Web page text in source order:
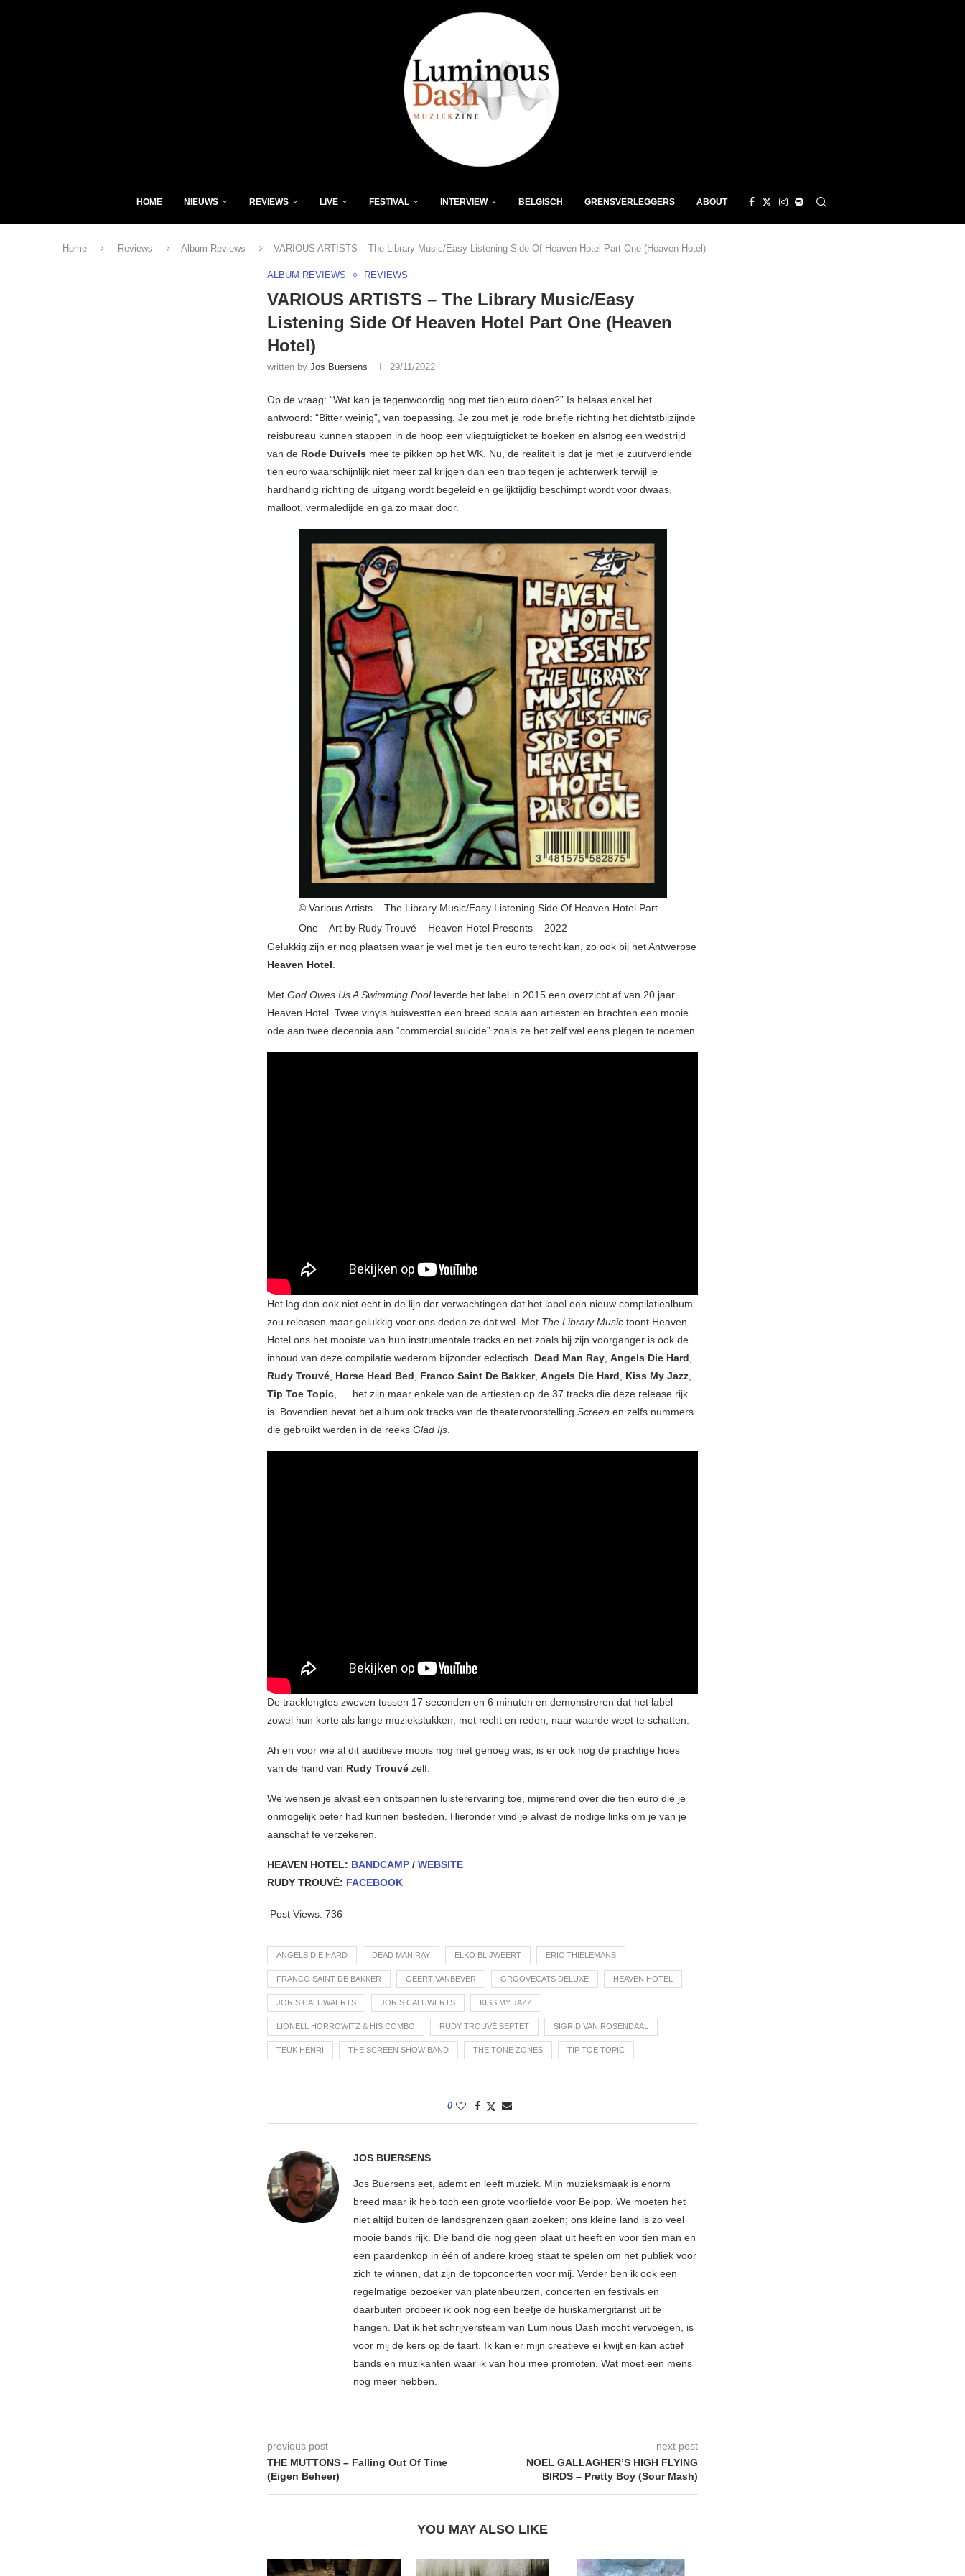
HOME NIEUWS REVIEWS LIVE FESTIVAL INTERVIEW BELGISCH GRENSVERLEGGERS ABOUT
Home Reviews Album Reviews VARIOUS ARTISTS – The Library Music/Easy Listening Side Of Heaven Hotel Part One (Heaven Hotel)
ALBUM REVIEWS REVIEWS
VARIOUS ARTISTS – The Library Music/Easy
Listening Side Of Heaven Hotel Part One (Heaven
Hotel)
written by Jos Buersens 29/11/2022
Op de vraag: “Wat kan je tegenwoordig nog met tien euro doen?” Is helaas enkel het
antwoord: “Bitter weinig”, van toepassing. Je zou met je rode briefje richting het dichtstbijzijnde
reisbureau kunnen stappen in de hoop een vliegtuigticket te boeken en alsnog een wedstrijd
van de Rode Duivels mee te pikken op het WK. Nu, de realiteit is dat je met je zuurverdiende
tien euro waarschijnlijk niet meer zal krijgen dan een trap tegen je achterwerk terwijl je
hardhandig richting de uitgang wordt begeleid en gelijktijdig beschimpt wordt voor dwaas,
malloot, vermaledijde en ga zo maar door.
© Various Artists – The Library Music/Easy Listening Side Of Heaven Hotel Part
One – Art by Rudy Trouvé – Heaven Hotel Presents – 2022
Gelukkig zijn er nog plaatsen waar je wel met je tien euro terecht kan, zo ook bij het Antwerpse
Heaven Hotel.
Met God Owes Us A Swimming Poolleverde het label in 2015 een overzicht af van 20 jaar
Heaven Hotel. Twee vinyls huisvestten een breed scala aan artiesten en brachten een mooie
ode aan twee decennia aan “commercial suicide” zoals ze het zelf wel eens plegen te noemen.
Het lag dan ook niet echt in de lijn der verwachtingen dat het label een nieuw compilatiealbum
zou releasen maar gelukkig voor ons deden ze dat wel. Met The Library Music toont Heaven
Hotel ons het mooiste van hun instrumentale tracks en net zoals bij zijn voorganger is ook de
inhoud van deze compilatie wederom bijzonder eclectisch. Dead Man Ray Angels Die Hard
Rudy Trouvé Horse Head Bed Franco Saint De Bakker, Angels Die Hard Kiss My Jazz
Tip Toe Topic , … het zijn maar enkele van de artiesten op de 37 tracks die deze release rijk
is. Bovendien bevat het album ook tracks van de theatervoorstelling Screen en zelfs nummers
die gebruikt werden in de reeks Glad Ijs
De tracklengtes zweven tussen 17 seconden en 6 minuten en demonstreren dat het label
zowel hun korte als lange muziekstukken, met recht en reden, naar waarde weet te schatten.
Ah en voor wie al dit auditieve moois nog niet genoeg was, is er ook nog de prachtige hoes
van de hand van Rudy Trouvé zelf.
We wensen je alvast een ontspannen luisterervaring toe, mijmerend over die tien euro die je
onmogelijk beter had kunnen besteden. Hieronder vind je alvast de nodige links om je van je
aanschaf te verzekeren.
HEAVEN HOTEL: BANDCAMP / WEBSITE
RUDY TROUVÉ: FACEBOOK
Post Views: 736
ANGELS DIE HARD DEAD MAN RAY ELKO BLIJWEERT ERIC THIELEMANS
FRANCO SAINT DE BAKKER GEERT VANBEVER GROOVECATS DELUXE HEAVEN HOTEL
JORIS CALUWAERTS JORIS CALUWERTS KISS MY JAZZ
LIONELL HORROWITZ & HIS COMBO RUDY TROUVÉ SEPTET SIGRID VAN ROSENDAAL
TEUK HENRI THE SCREEN SHOW BAND THE TONE ZONES TIP TOE TOPIC
0
JOS BUERSENS
Jos Buersens eet, ademt en leeft muziek. Mijn muzieksmaak is enorm
breed maar ik heb toch een grote voorliefde voor Belpop. We moeten het
niet altijd buiten de landsgrenzen gaan zoeken; ons kleine land is zo veel
mooie bands rijk. Die band die nog geen plaat uit heeft en voor tien man en
een paardenkop in één of andere kroeg staat te spelen om het publiek voor
zich te winnen, dat zijn de topconcerten voor mij. Verder ben ik ook een
regelmatige bezoeker van platenbeurzen, concerten en festivals en
daarbuiten probeer ik ook nog een beetje de huiskamergitarist uit te
hangen. Dat ik het schrijversteam van Luminous Dash mocht vervoegen, is
voor mij de kers op de taart. Ik kan er mijn creatieve ei kwijt en kan actief
bands en muzikanten waar ik van hou mee promoten. Wat moet een mens
nog meer hebben.
previous post
THE MUTTONS – Falling Out Of Time
(Eigen Beheer)
next post
NOEL GALLAGHER’S HIGH FLYING
BIRDS – Pretty Boy (Sour Mash)
YOU MAY ALSO LIKE